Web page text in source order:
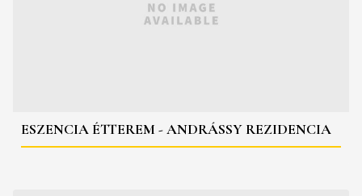
ESZENCIA ÉTTEREM - ANDRÁSSY REZIDENCIA